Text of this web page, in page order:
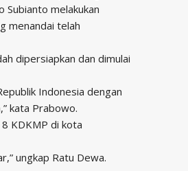
melakukan
menandai telah
dipersiapkan dan dimulai
Indonesia dengan
kata Prabowo.
KDKMP di kota
ungkap Ratu Dewa.